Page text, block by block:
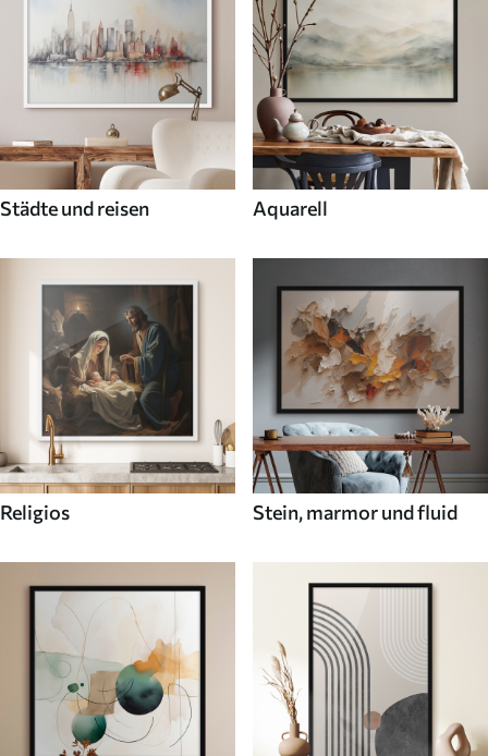
Städte und reisen Aquarell
Religios Stein, marmor und fluid